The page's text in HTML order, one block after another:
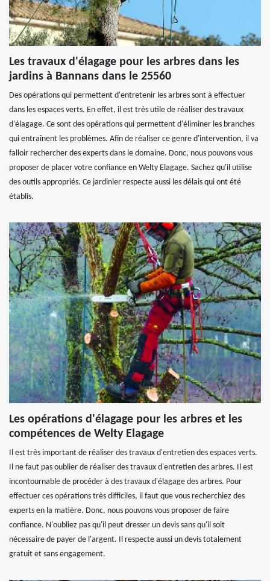
Les travaux d'élagage pour les arbres dans les
jardins à Bannans dans le 25560
Des opérations qui permettent d'entretenir les arbres sont à effectuer
dans les espaces verts. En effet, il est très utile de réaliser des travaux
d'élagage. Ce sont des opérations qui permettent d'éliminer les branches
qui entraînent les problèmes. Afin de réaliser ce genre d'intervention, il va
falloir rechercher des experts dans le domaine. Donc, nous pouvons vous
proposer de placer votre confiance en Welty Elagage. Sachez qu'il utilise
des outils appropriés. Ce jardinier respecte aussi les délais qui ont été
établis.
Les opérations d'élagage pour les arbres et les
compétences de Welty Elagage
Il est très important de réaliser des travaux d'entretien des espaces verts.
Il ne faut pas oublier de réaliser des travaux d'entretien des arbres. Il est
incontournable de procéder à des travaux d'élagage des arbres. Pour
effectuer ces opérations très difficiles, il faut que vous recherchiez des
experts en la matière. Donc, nous pouvons vous proposer de faire
confiance. N'oubliez pas qu'il peut dresser un devis sans qu'il soit
nécessaire de payer de l'argent. Il respecte aussi un devis totalement
gratuit et sans engagement.